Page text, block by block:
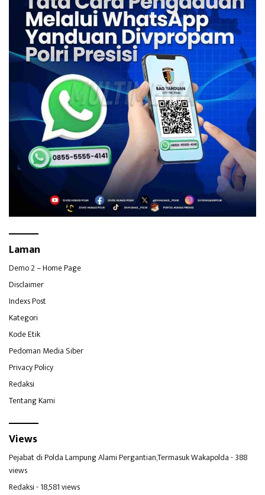
Laman
Demo 2 – Home Page
Disclaimer
Indexs Post
Kategori
Kode Etik
Pedoman Media Siber
Privacy Policy
Redaksi
Tentang Kami
Views
Pejabat di Polda Lampung Alami Pergantian,Termasuk Wakapolda- 388
views
Redaksi- 18,581 views